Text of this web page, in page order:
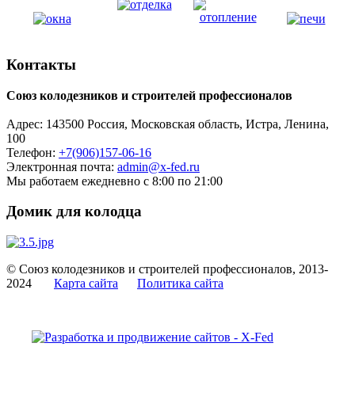
Контакты
Союз колодезников и строителей профессионалов
Адрес: 143500 Россия, Московская область, Истра, Ленина,
100
Телефон: +7(906)157-06-16
Электронная почта: admin@x-fed.ru
Мы работаем ежедневно с 8:00 по 21:00
Домик для колодца
© Союз колодезников и строителей профессионалов, 2013-
2024 Карта сайта Политика сайта